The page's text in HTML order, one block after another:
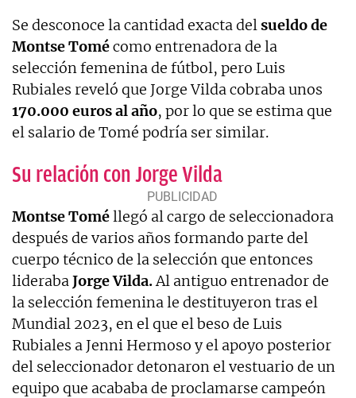
Se desconoce la cantidad exacta delsueldo de
Montse Tomécomo entrenadora de la
selección femenina de fútbol, pero Luis
Rubiales reveló que Jorge Vilda cobraba unos
170.000 euros al año, por lo que se estima que
el salario de Tomé podría ser similar.
Su relación con Jorge Vilda
Montse Toméllegó al cargo de seleccionadora
después de varios años formando parte del
cuerpo técnico de la selección que entonces
liderabaJorge Vilda.Al antiguo entrenador de
la selección femenina le destituyeron tras el
Mundial 2023, en el que el beso de Luis
Rubiales a Jenni Hermoso y el apoyo posterior
del seleccionador detonaron el vestuario de un
equipo que acababa de proclamarse campeón